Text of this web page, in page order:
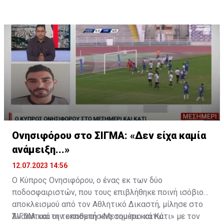
Ονησιφόρου στο ΣΙΓΜΑ: «Δεν είχα καμία
ανάμειξη...»
12.07.2023 14:56
Ο Κύπρος Ονησιφόρου, ο ένας εκ των δύο
ποδοσφαιριστών, που τους επιβλήθηκε ποινή ισόβιου
αποκλεισμού από τον Αθλητικό Δικαστή, μίλησε στο
ΣΙΓΜΑ και την εκπομπή «Μεσημέρι και Κάτι» με τον
Αναλυτικά οι τοποθετήσεις του πιο κάτω: